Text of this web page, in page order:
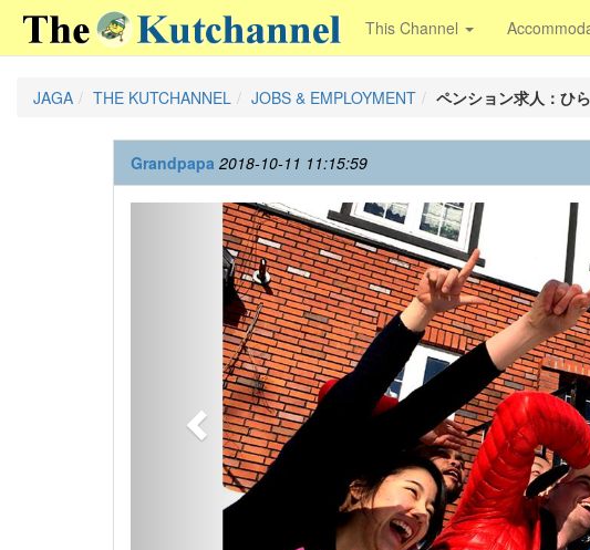
This Channel
JAGA THE KUTCHANNEL JOBS & EMPLOYMENT ペンション求人：ひ
Grandpapa 2018-10-11 11:15:59
Previous